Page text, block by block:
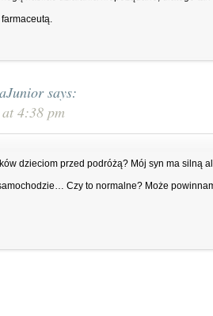
says:
4:38 pm
dzieciom przed podróżą? Mój syn ma silną
Czy to normalne? Może